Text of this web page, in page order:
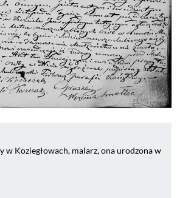
w Koziegłowach, malarz, ona urodzona w